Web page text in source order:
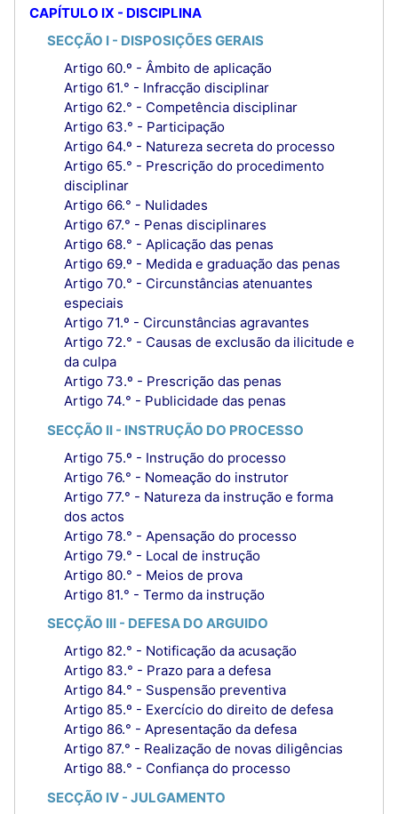
CAPÍTULO IX - DISCIPLINA
SECÇÃO I - DISPOSIÇÕES GERAIS
Artigo 60.º - Âmbito de aplicação
Artigo 61.° - Infracção disciplinar
Artigo 62.° - Competência disciplinar
Artigo 63.° - Participação
Artigo 64.º - Natureza secreta do processo
Artigo 65.° - Prescrição do procedimento
disciplinar
Artigo 66.° - Nulidades
Artigo 67.° - Penas disciplinares
Artigo 68.° - Aplicação das penas
Artigo 69.º - Medida e graduação das penas
Artigo 70.° - Circunstâncias atenuantes
especiais
Artigo 71.º - Circunstâncias agravantes
Artigo 72.° - Causas de exclusão da ilicitude e
da culpa
Artigo 73.º - Prescrição das penas
Artigo 74.° - Publicidade das penas
SECÇÃO II - INSTRUÇÃO DO PROCESSO
Artigo 75.º - Instrução do processo
Artigo 76.° - Nomeação do instrutor
Artigo 77.° - Natureza da instrução e forma
dos actos
Artigo 78.° - Apensação do processo
Artigo 79.° - Local de instrução
Artigo 80.° - Meios de prova
Artigo 81.° - Termo da instrução
SECÇÃO III - DEFESA DO ARGUIDO
Artigo 82.° - Notificação da acusação
Artigo 83.° - Prazo para a defesa
Artigo 84.° - Suspensão preventiva
Artigo 85.º - Exercício do direito de defesa
Artigo 86.° - Apresentação da defesa
Artigo 87.° - Realização de novas diligências
Artigo 88.° - Confiança do processo
SECÇÃO IV - JULGAMENTO